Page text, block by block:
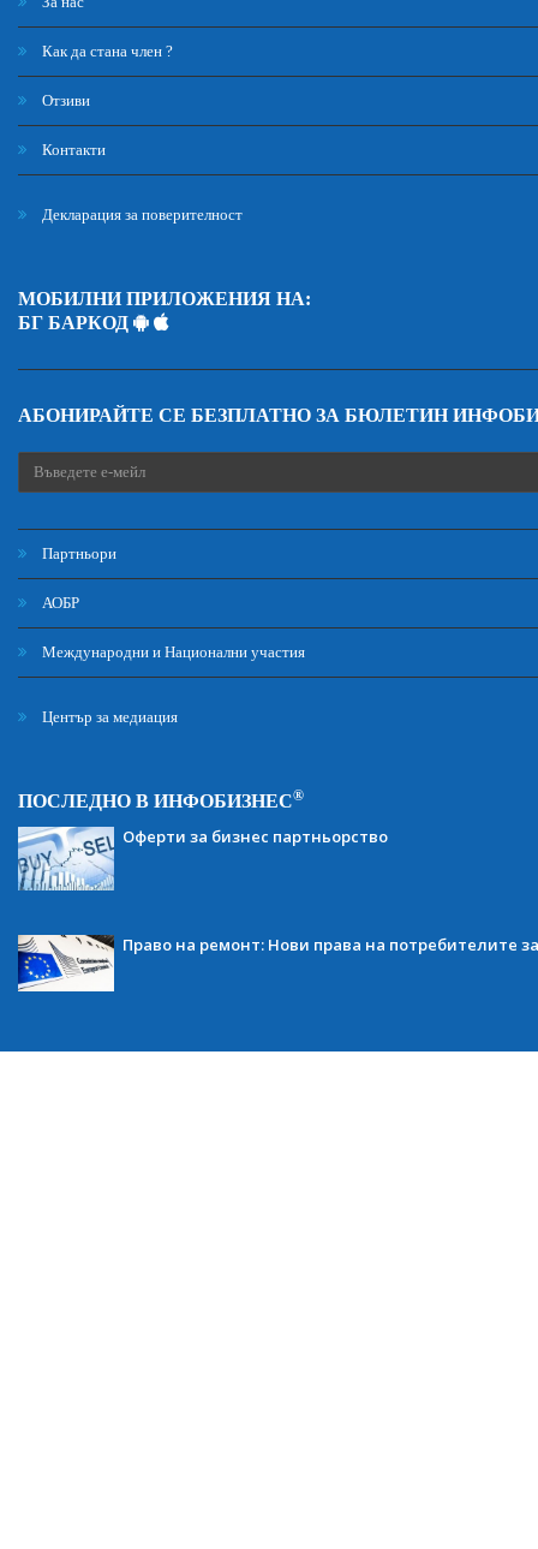
Как да стана член ?
Отзиви
Контакти
Декларация за поверителност
МОБИЛНИ ПРИЛОЖЕНИЯ НА:
БГ БАРКОД
АБОНИРАЙТЕ СЕ БЕЗПЛАТНО ЗА БЮЛЕТИН
Партньори
АОБР
Международни и Национални участия
Център за медиация
ПОСЛЕДНО В ИНФОБИЗНЕС®
Оферти за бизнес партньорство
Право на ремонт: Нови права на потребителите